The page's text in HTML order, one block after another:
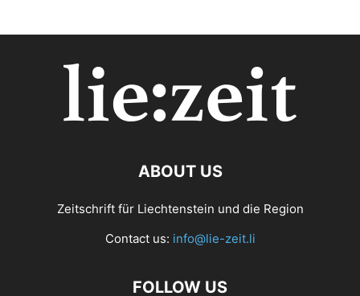
ABOUT US
Zeitschrift für Liechtenstein und die Region
Contact us: info@lie-zeit.li
FOLLOW US